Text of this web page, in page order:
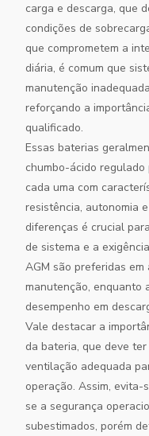
carga e descarga, que
condições de
que comprometem a
diária, é comum que
manutenção
reforçando a
qualificado.
Essas baterias
chumbo-ácido regulado
cada uma com
resistência, autonomia
diferenças é crucial
de sistema e a
AGM são preferidas
manutenção, enquanto
desempenho em
Vale destacar a
da bateria, que deve
ventilação adequada
operação. Assim,
se a segurança
subestimados, porém